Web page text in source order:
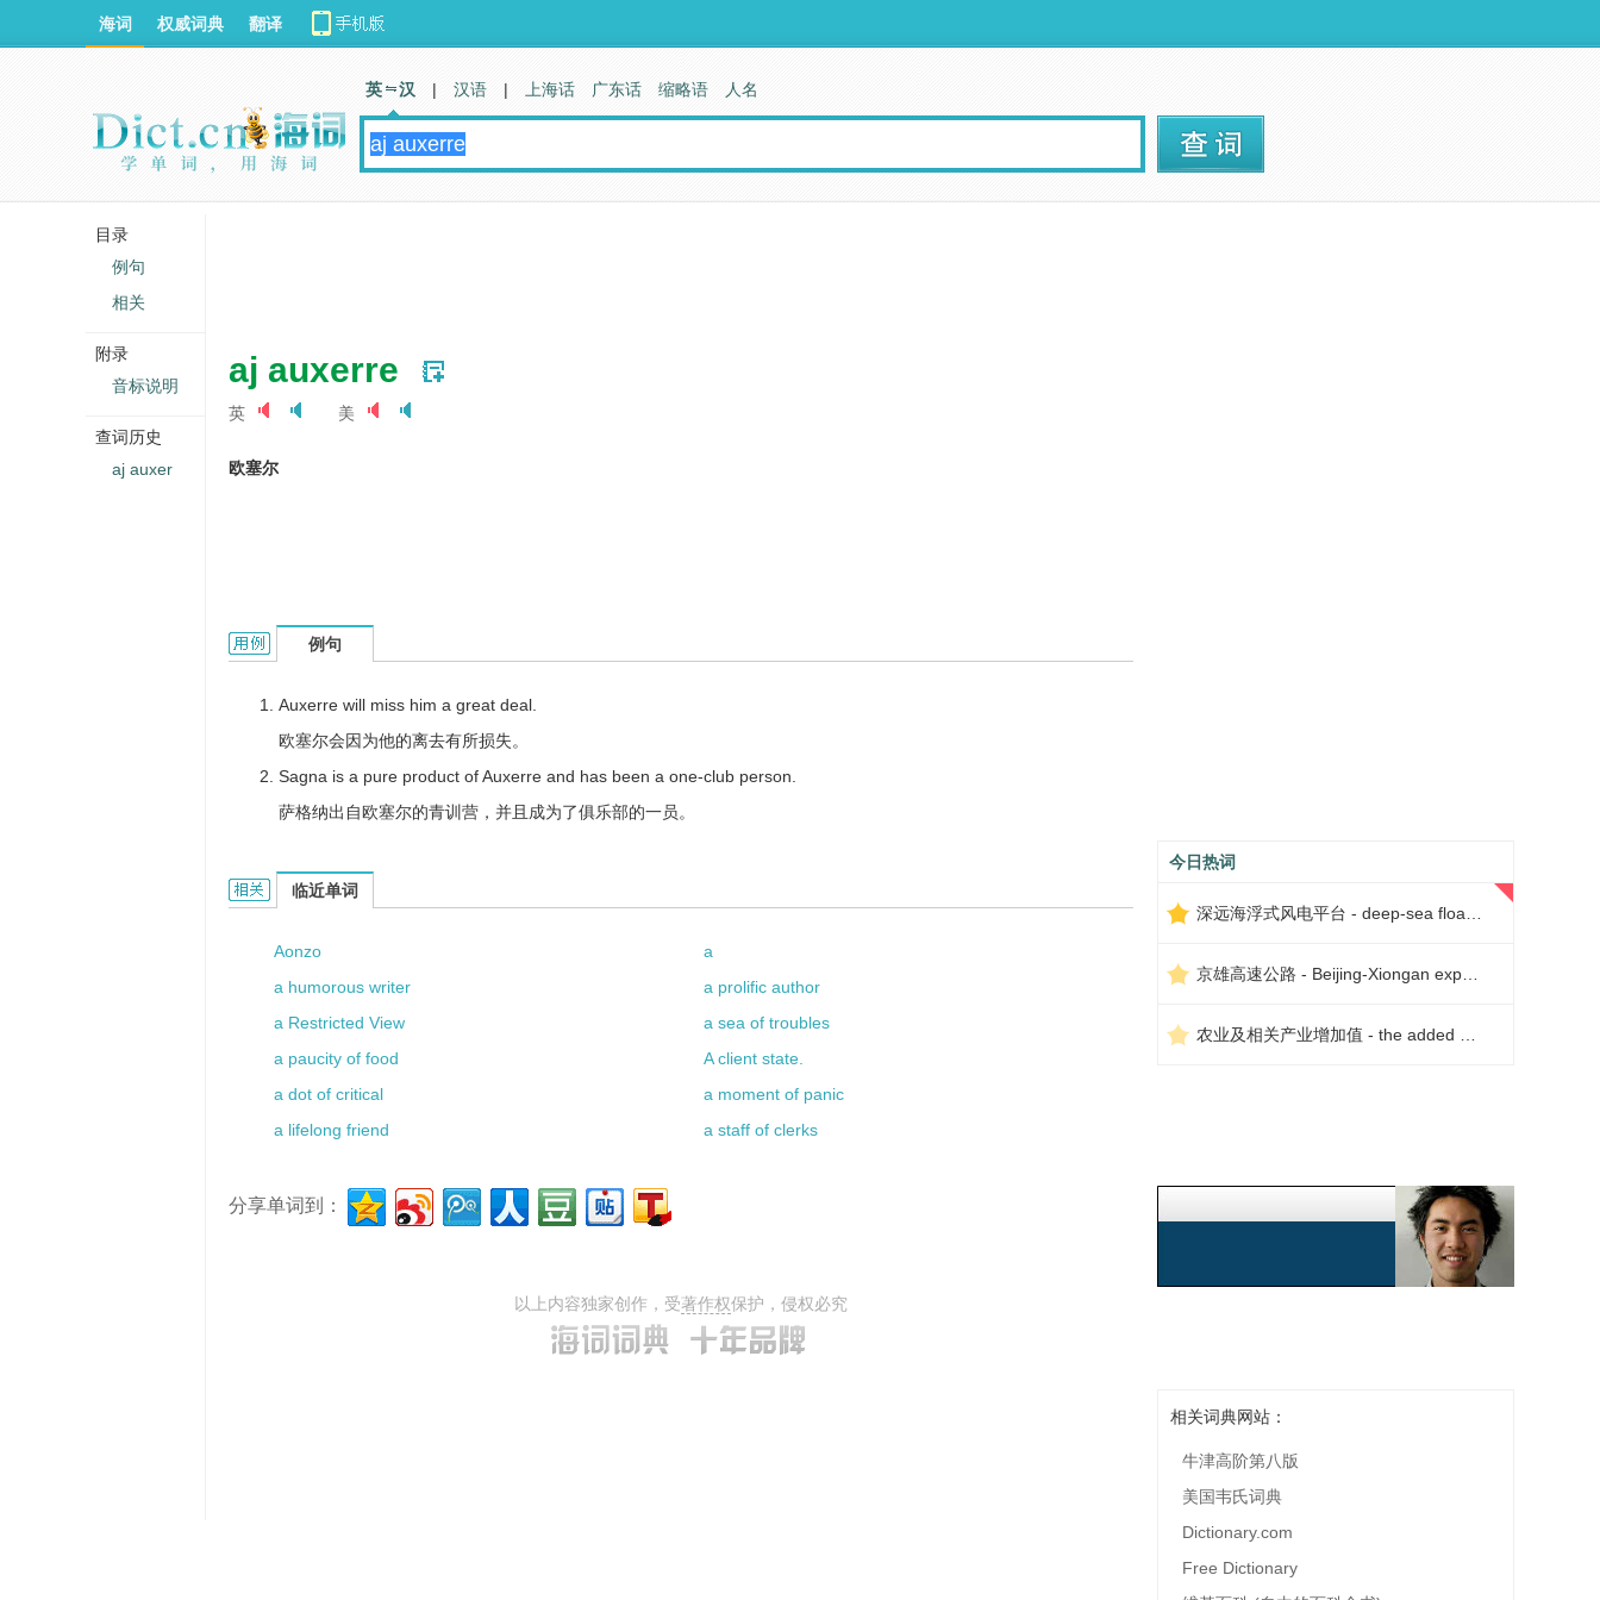
aj auxerre
英 美
欧塞尔
AJ Auxerre的用法和样例：
例句
Auxerre will miss him a great deal.
欧塞尔会因为他的离去有所损失。
Sagna is a pure product of Auxerre and has been a one-club person.
萨格纳出自欧塞尔的青训营，并且成为了俱乐部的一员。
AJ Auxerre的相关资料：
临近单词
Aonzo
a
a humorous writer
a prolific author
a Restricted View
a sea of troubles
a paucity of food
A client state.
a dot of critical
a moment of panic
a lifelong friend
a staff of clerks
分享单词到：
以上内容独家创作，受著作权保护，侵权必究
今日热词
相关词典网站：
牛津高阶第八版
美国韦氏词典
Dictionary.com
Free Dictionary
海词 权威词典 翻译
英 汉 | 汉语 | 上海话 广东话 缩略语 人名
目录
例句
相关
附录
音标说明
查词历史
aj auxer